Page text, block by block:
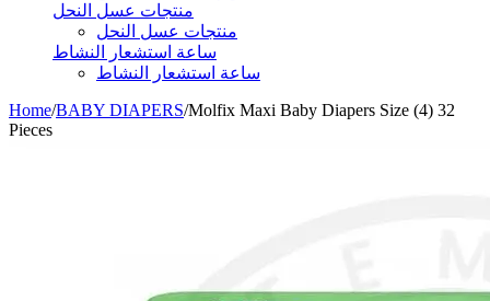
منتجات عسل النحل
منتجات عسل النحل
ساعة استشعار النشاط
ساعة استشعار النشاط
Home/BABY DIAPERS/Molfix Maxi Baby Diapers Size (4) 32
Pieces